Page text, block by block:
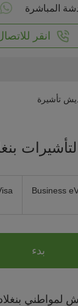
المباشرة
انقر
تأشيرة
التأشيرات
Business
بدء
لمواطني